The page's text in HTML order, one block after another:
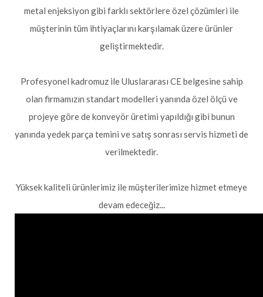
metal enjeksiyon gibi farklı sektörlere özel çözümleri ile
müşterinin tüm ihtiyaçlarını karşılamak üzere ürünler
geliştirmektedir.
Profesyonel kadromuz ile Uluslararası CE belgesine sahip
olan firmamızın standart modelleri yanında özel ölçü ve
projeye göre de konveyör üretimi yapıldığı gibi bunun
yanında yedek parça temini ve satış sonrası servis hizmeti de
verilmektedir.
Yüksek kaliteli ürünlerimiz ile müşterilerimize hizmet etmeye
devam edeceğiz...